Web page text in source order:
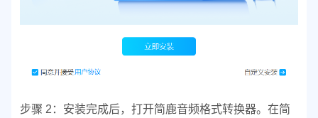
步骤 2： 安装完成后，打开简鹿音频格式转换器。 在简